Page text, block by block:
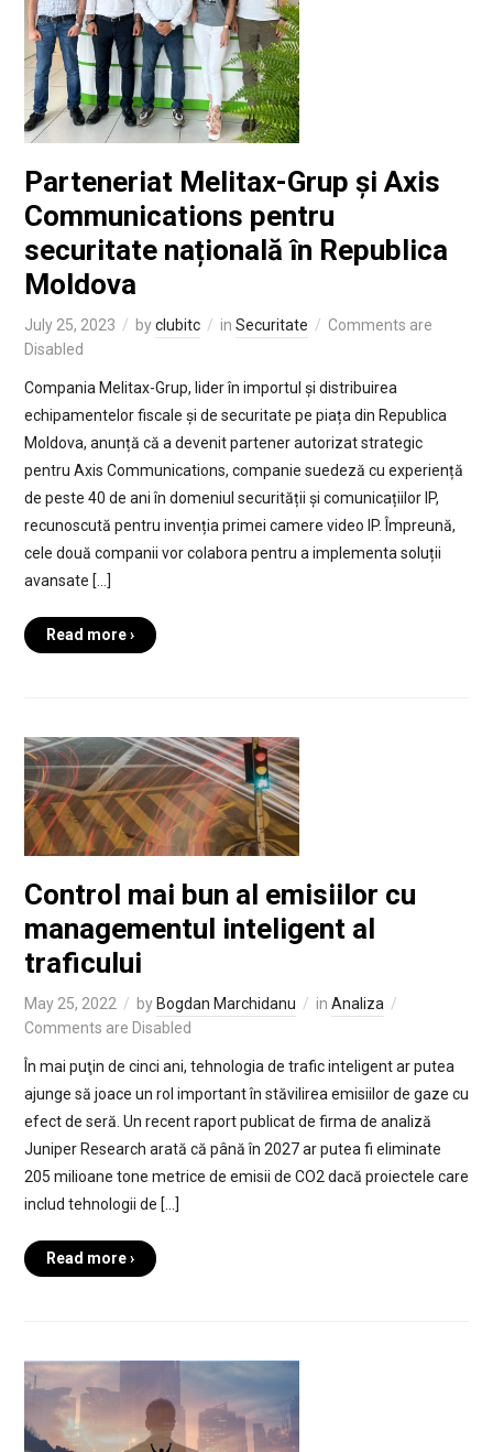
Parteneriat Melitax-Grup și Axis
Communications pentru
securitate națională în Republica
Moldova
July 25, 2023 byclubitc in Securitate
Comments are
Disabled
Compania Melitax-Grup, lider în importul și distribuirea
echipamentelor fiscale și de securitate pe piața din Republica
Moldova, anunță că a devenit partener autorizat strategic
pentru Axis Communications, companie suedeză cu experiență
de peste 40 de ani în domeniul securității și comunicațiilor IP,
recunoscută pentru invenția primei camere video IP. Împreună,
cele două companii vor colabora pentru a implementa soluții
avansate […]
Read more ›
Control mai bun al emisiilor cu
managementul inteligent al
traficului
May 25, 2022 by Bogdan Marchidanu in Analiza
Comments are Disabled
În mai puţin de cinci ani, tehnologia de trafic inteligent ar putea
ajunge să joace un rol important în stăvilirea emisiilor de gaze cu
efect de seră. Un recent raport publicat de firma de analiză
Juniper Research arată că până în 2027 ar putea fi eliminate
205 milioane tone metrice de emisii de CO2 dacă proiectele care
includ tehnologii de […]
Read more ›